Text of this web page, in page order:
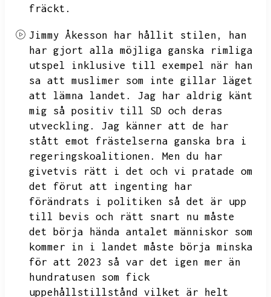
fräckt.
Jimmy Åkesson har hållit stilen,
han
har gjort alla möjliga ganska rimliga
utspel inklusive till exempel när han
sa att muslimer som inte gillar läget
att lämna landet.
Jag har aldrig känt
mig så positiv till SD och deras
utveckling.
Jag känner att de har
stått emot frästelserna ganska bra i
regeringskoalitionen.
Men du har
givetvis rätt i det och vi pratade om
det förut att ingenting har
förändrats i politiken så det är upp
till bevis och rätt snart nu måste
det börja hända antalet människor som
kommer in i landet måste börja minska
för att 2023 så var det igen mer än
hundratusen som fick
uppehållstillstånd vilket är helt